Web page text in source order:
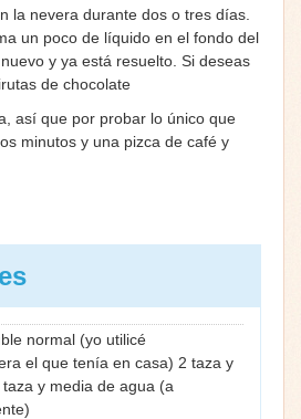
la nevera durante dos o tres días.
un poco de líquido en el fondo del
y ya está resuelto. Si deseas
de chocolate
así que por probar lo único que
minutos y una pizca de café y
normal (yo utilicé
el que tenía en casa) 2 taza y
y media de agua (a